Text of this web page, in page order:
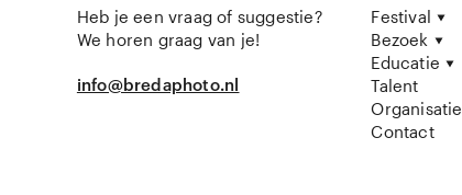
Heb je een vraag of suggestie?
We horen graag van je!
info@bredaphoto.nl
Festival
Bezoek
Educatie
Talent
Organisatie
Contact